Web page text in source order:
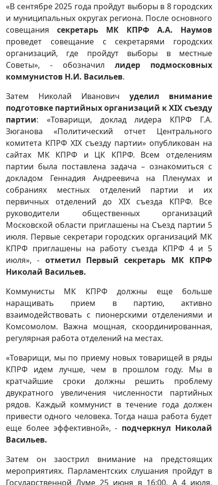
«В сентябре 2025 года пройдут выборы в 8 городских
и муниципальных округах региона. После основного
совещания секретарь МК КПРФ А.А. Наумов
проведет совещание с секретарями городских
организаций, где пройдут выборы в местные
Советы», - обозначил лидер подмосковных
коммунистов Н.И. Васильев.
Затем Николай Иванович уделил внимание
подготовке партийных организаций кXIX съезду
партии: «Товарищи, доклад лидера КПРФ Г.А.
Зюганова «Политический отчет Центрального
комитета КПРФ XIX съезду партии» опубликован на
сайтах МК КПРФ и ЦК КПРФ. Всем отделениям
партии была поставлена задача – ознакомиться с
докладом Геннадия Андреевича на Пленумах и
собраниях местных отделений партии и их
первичных отделений до XIX съезда КПРФ. Все
руководители общественных организаций
Московской области приглашены на Съезд партии 5
июля. Первые секретари городских организаций МК
КПРФ приглашены на работу съезда КПРФ 4 и 5
июля», - отметил Первый секретарь МК КПРФ
Николай Васильев.
Коммунисты МК КПРФ должны еще больше
наращивать прием в партию, активно
взаимодействовать с пионерскими отделениями и
Комсомолом. Важна мощная, скоординированная,
регулярная работа отделений на местах.
«Товарищи, мы по приему новых товарищей в ряды
КПРФ идем лучше, чем в прошлом году. Мы в
кратчайшие сроки должны решить проблему
двукратного увеличения численности партийных
рядов. Каждый коммунист в течение года должен
привести одного человека. Тогда наша работа будет
еще более эффективной», - подчеркнул Николай
Васильев.
Затем он заострил внимание на предстоящих
мероприятиях. Парламентских слушания пройдут в
Государственной Думе 25 июня в 16:00. А 4 июля,